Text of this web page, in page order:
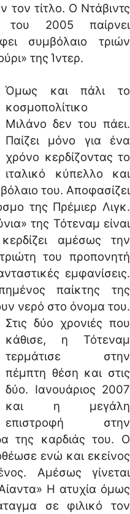
τον τίτλο. Ο Ντάβιντς
του 2005 παίρνει
συμβόλαιο τριών
της Ίντερ.
Όμως και πάλι το
κοσμοπολίτικο
Μιλάνο δεν του πάει.
Παίζει μόνο για ένα
χρόνο κερδίζοντας το
ιταλικό κύπελλο και
του. Αποφασίζει
της Πρέμιερ Λιγκ.
της Τότεναμ είναι
αμέσως την
του προπονητή
εμφανίσεις.
παίκτης της
νερό στο όνομα του.
Στις δύο χρονιές που
κάθισε, η Τότεναμ
τερμάτισε στην
πέμπτη θέση και στις
δύο. Ιανουάριος 2007
και η μεγάλη
επιστροφή στην
της καρδιάς του. Ο
ενώ και εκείνος
Αμέσως γίνεται
Η ατυχία όμως
σε φιλικό τον